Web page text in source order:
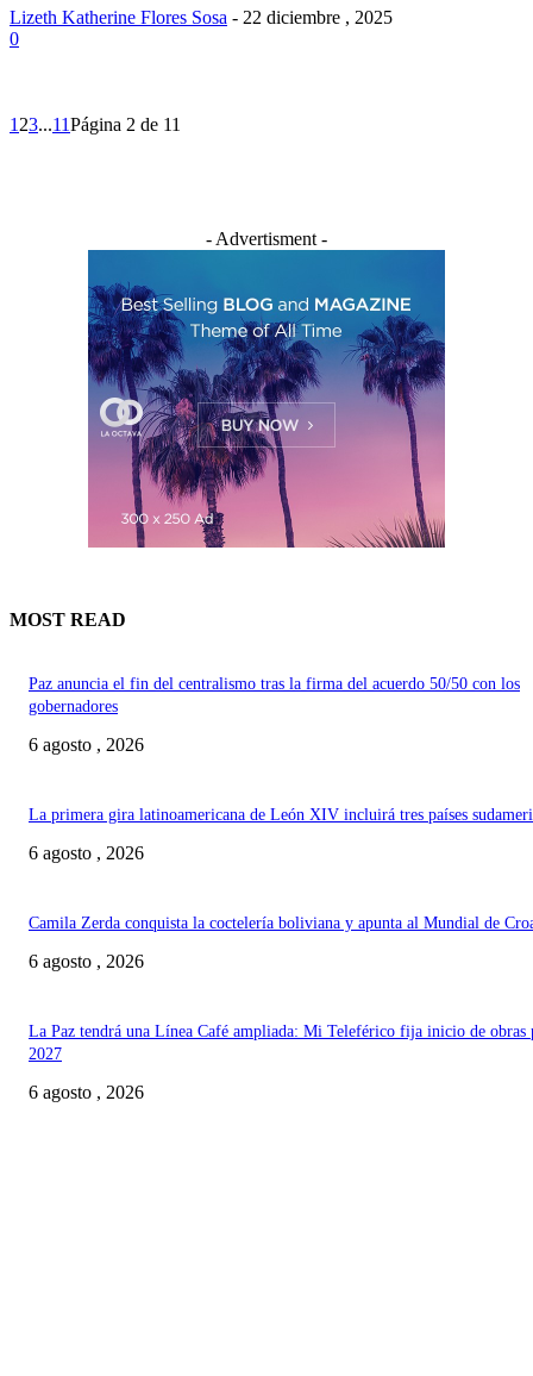
Lizeth Katherine Flores Sosa - 22 diciembre , 2025
0
1 23...11Página 2 de 11
- Advertisment -
MOST READ
Paz anuncia el fin del centralismo tras la firma del acuerdo 50/50 con los
gobernadores
6 agosto , 2026
La primera gira latinoamericana de León XIV incluirá tres países
6 agosto , 2026
Camila Zerda conquista la coctelería boliviana y apunta al Mundial de
6 agosto , 2026
La Paz tendrá una Línea Café ampliada: Mi Teleférico fija inicio de obras
2027
6 agosto , 2026